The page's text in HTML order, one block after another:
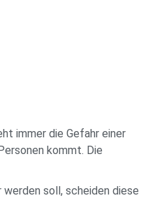
immer die Gefahr einer
kommt. Die
soll, scheiden diese